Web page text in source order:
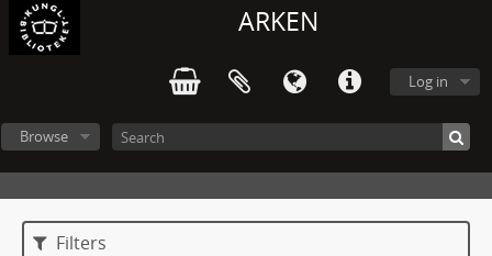
ARKEN
Log in
Browse
Filters